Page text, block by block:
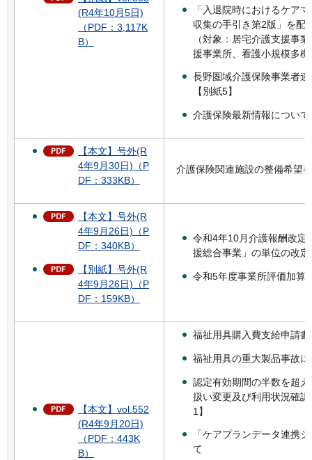
(R4年10月5日)
（PDF：3,117K
B）
「入退院時におけるケア
収集の手引き第2版」を配
（対象：居宅介護支援事
援事業所、看護小規模多
長野圏域介護保険事業者
【別紙5】
介護保険最新情報について
【本文】号外(R
4年9月30日)（P
DF：333KB）
介護保険関連施設の整備希望
【本文】号外(R
4年9月26日)（P
DF：340KB）
【別紙】号外(R
4年9月26日)（P
DF：159KB）
令和4年10月介護報酬改定
援総合事業」の単位の改
令和5年度事業所評価加算
【本文】vol.552
(R4年9月20日)
（PDF：443K
B）
福祉用具購入費支給申請
福祉用具の重大製品事故
認定有効期間の半数を超
扱い変更及び利用状況確
1】
「ケアプランデータ連携
て